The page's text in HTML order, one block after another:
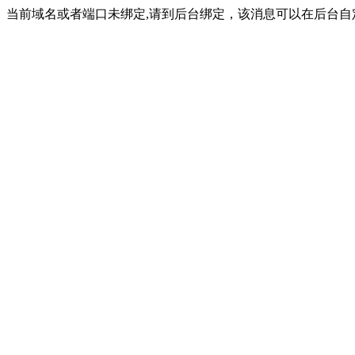
当前域名或者端口未绑定,请到后台绑定，该消息可以在后台自